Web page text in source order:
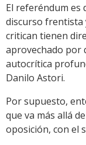
El referéndum es
discurso frentista
critican tienen
aprovechado por
autocrítica
Danilo Astori.
Por supuesto,
que va más allá
oposición, con el